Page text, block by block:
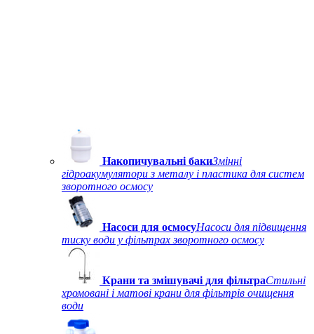
Накопичувальні бакиЗмінні
гідроакумулятори з металу і пластика для систем
зворотного осмосу
Насоси для осмосуНасоси для підвищення
тиску води у фільтрах зворотного осмосу
Крани та змішувачі для фільтраСтильні
хромовані і матові крани для фільтрів очищення
води